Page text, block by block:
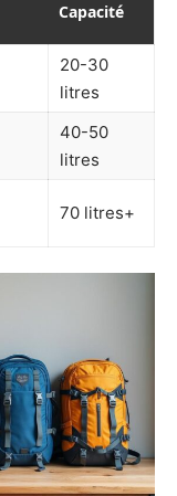
Capacité
20-30
litres
40-50
litres
70 litres+